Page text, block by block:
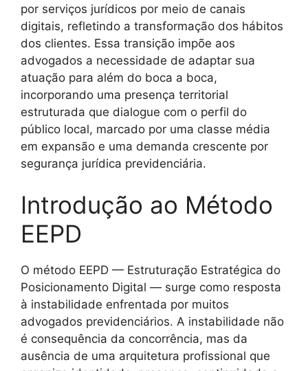
por serviços jurídicos por meio de canais
digitais, refletindo a transformação dos hábitos
dos clientes. Essa transição impõe aos
advogados a necessidade de adaptar sua
atuação para além do boca a boca,
incorporando uma presença territorial
estruturada que dialogue com o perfil do
público local, marcado por uma classe média
em expansão e uma demanda crescente por
segurança jurídica previdenciária.
Introdução ao Método
EEPD
O método EEPD — Estruturação Estratégica do
Posicionamento Digital — surge como resposta
à instabilidade enfrentada por muitos
advogados previdenciários. A instabilidade não
é consequência da concorrência, mas da
ausência de uma arquitetura profissional que